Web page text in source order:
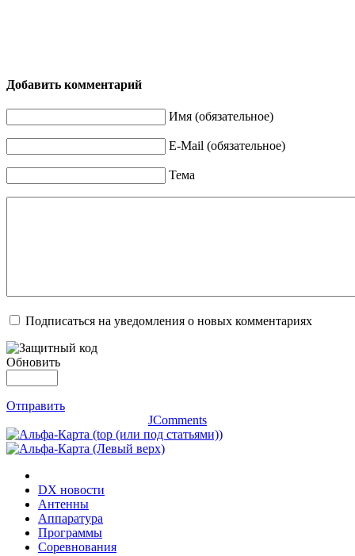
Добавить комментарий
Имя (обязательное)
E-Mail (обязательное)
Тема
Подписаться на уведомления о новых комментариях
Обновить
Отправить
JComments
DX новости
Антенны
Аппаратура
Программы
Соревнования